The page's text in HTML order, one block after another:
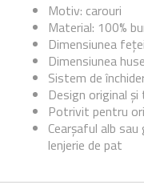
Motiv: carouri
Material: 100%
Dimensiunea
Dimensiunea
Sistem de
Design original
Potrivit pentru
Cearșaful alb
lenjerie de pat